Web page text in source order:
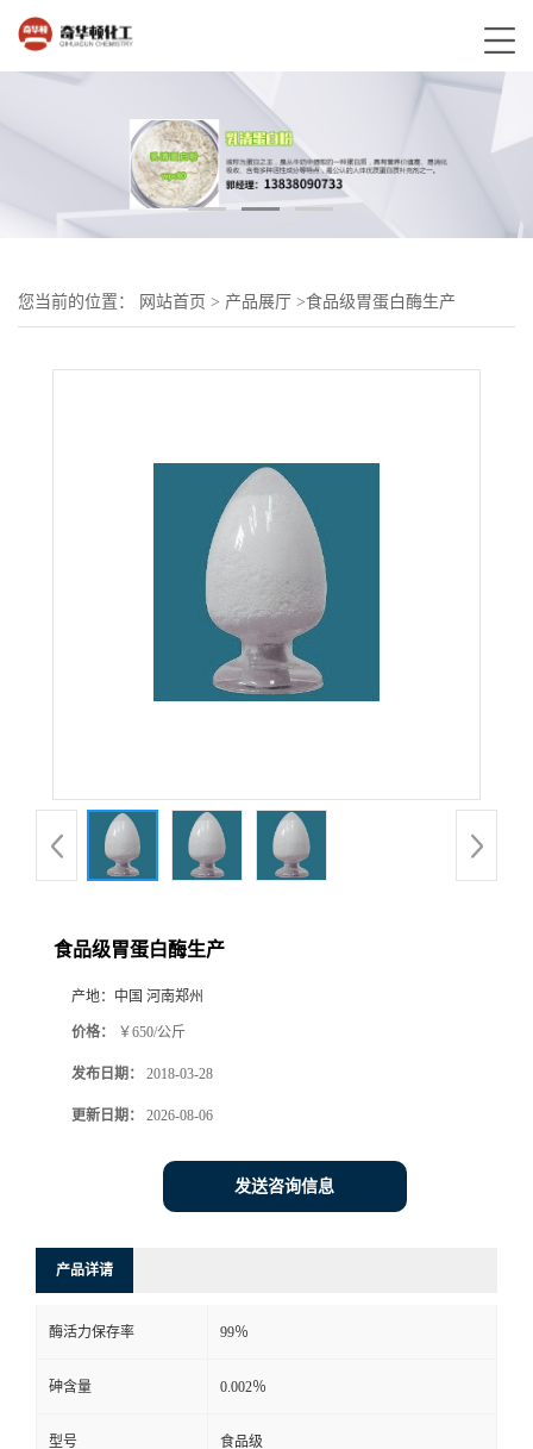
您当前的位置： 网站首页 > 产品展厅 >食品级胃蛋白酶生产
食品级胃蛋白酶生产
产地： 中国 河南郑州
价格： ￥650/公斤
发布日期： 2018-03-28
更新日期： 2026-08-06
发送咨询信息
产品详请
酶活力保存率 99％
砷含量 0.002％
型号 食品级